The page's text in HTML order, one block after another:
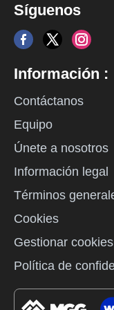
Síguenos
Información :
Contáctanos
Equipo
Únete a nosotros
Información legal
Términos
Cookies
Gestionar cookies
Política de